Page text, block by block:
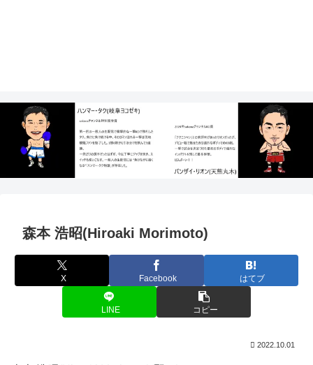
森本 浩昭(Hiroaki Morimoto)
X Facebook はてブ
LINE コピー
2022.10.01